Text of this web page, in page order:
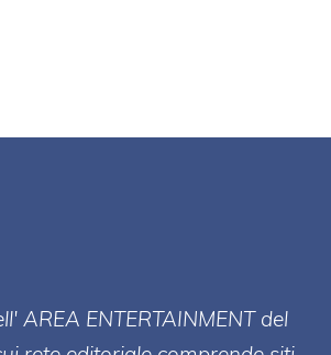
AREA ENTERTAINMENT del